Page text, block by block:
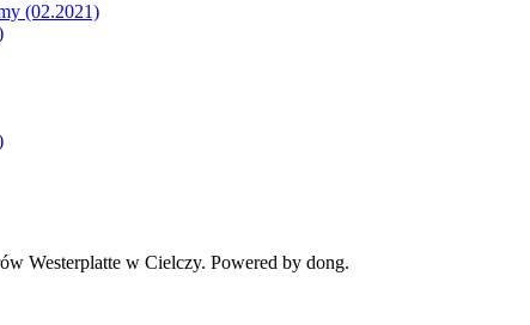
(02.2021)
Westerplatte w Cielczy. Powered by dong.